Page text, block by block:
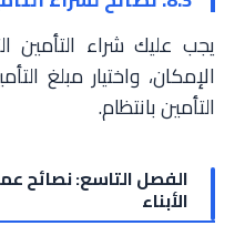
يجب عليك شراء التأمين
الإمكان، واختيار مبلغ
التأمين بانتظام.
الفصل التاسع: نصائح
الأبناء